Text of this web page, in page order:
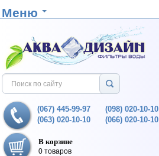
Меню
(067) 445-99-97
(063) 020-10-10
(098) 020-10-10
(066) 020-10-10
В корзине
0 товаров